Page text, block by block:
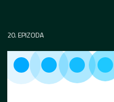
20. EPIZODA